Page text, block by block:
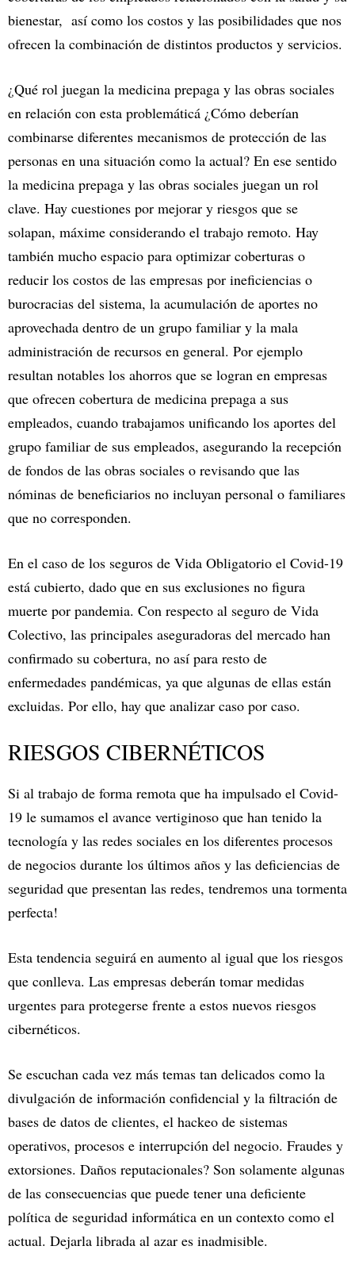
bienestar, así como los costos y las posibilidades que nos
ofrecen la combinación de distintos productos y servicios.
¿Qué rol juegan la medicina prepaga y las obras sociales
en relación con esta problemáticá ¿Cómo deberían
combinarse diferentes mecanismos de protección de las
personas en una situación como la actual? En ese sentido
la medicina prepaga y las obras sociales juegan un rol
clave. Hay cuestiones por mejorar y riesgos que se
solapan, máxime considerando el trabajo remoto. Hay
también mucho espacio para optimizar coberturas o
reducir los costos de las empresas por ineficiencias o
burocracias del sistema, la acumulación de aportes no
aprovechada dentro de un grupo familiar y la mala
administración de recursos en general. Por ejemplo
resultan notables los ahorros que se logran en empresas
que ofrecen cobertura de medicina prepaga a sus
empleados, cuando trabajamos unificando los aportes del
grupo familiar de sus empleados, asegurando la recepción
de fondos de las obras sociales o revisando que las
nóminas de beneficiarios no incluyan personal o familiares
que no corresponden.
En el caso de los seguros de Vida Obligatorio el Covid-19
está cubierto, dado que en sus exclusiones no figura
muerte por pandemia. Con respecto al seguro de Vida
Colectivo, las principales aseguradoras del mercado han
confirmado su cobertura, no así para resto de
enfermedades pandémicas, ya que algunas de ellas están
excluidas. Por ello, hay que analizar caso por caso.
RIESGOS CIBERNÉTICOS
Si al trabajo de forma remota que ha impulsado el Covid-
19 le sumamos el avance vertiginoso que han tenido la
tecnología y las redes sociales en los diferentes procesos
de negocios durante los últimos años y las deficiencias de
seguridad que presentan las redes, tendremos una tormenta
perfecta!
Esta tendencia seguirá en aumento al igual que los riesgos
que conlleva. Las empresas deberán tomar medidas
urgentes para protegerse frente a estos nuevos riesgos
cibernéticos.
Se escuchan cada vez más temas tan delicados como la
divulgación de información confidencial y la filtración de
bases de datos de clientes, el hackeo de sistemas
operativos, procesos e interrupción del negocio. Fraudes y
extorsiones. Daños reputacionales? Son solamente algunas
de las consecuencias que puede tener una deficiente
política de seguridad informática en un contexto como el
actual. Dejarla librada al azar es inadmisible.